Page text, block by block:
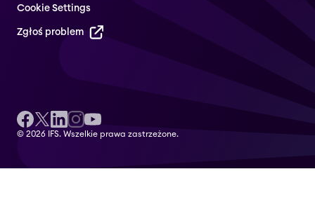
Cookie Settings
Zgłoś problem
© 2026 IFS. Wszelkie prawa zastrzeżone.